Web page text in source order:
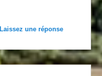
Laissez une réponse